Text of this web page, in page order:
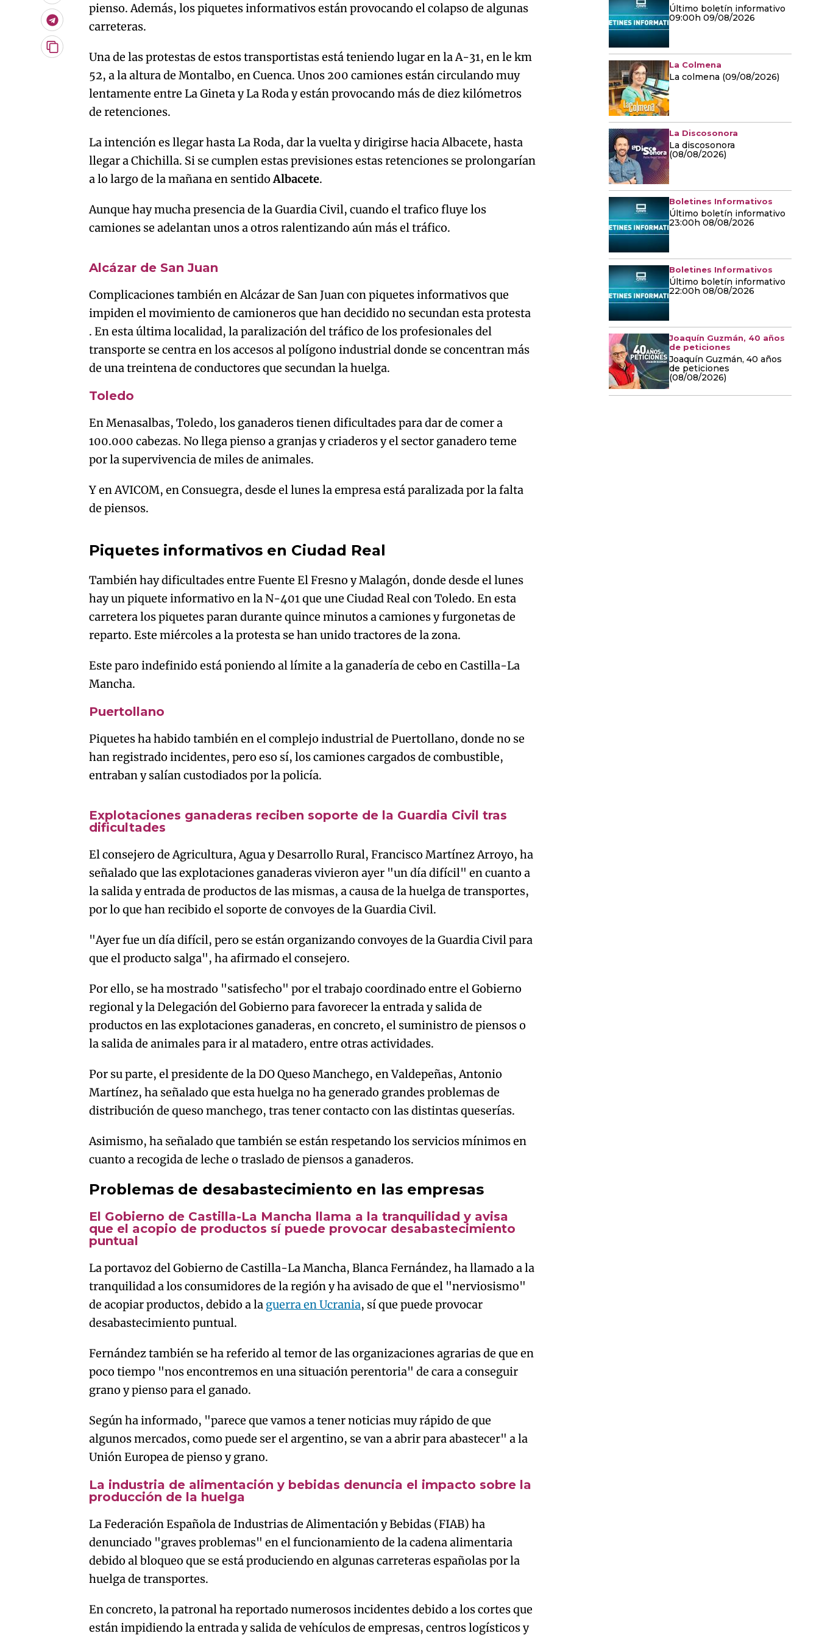
Telegram
Copiar
artículo
pienso. Además, los piquetes informativos están provocando el colapso de algunas
carreteras.
Una de las protestas de estos transportistas está teniendo lugar en la A-31, en le km
52, a la altura de Montalbo, en Cuenca. Unos 200 camiones están circulando muy
lentamente entre La Gineta y La Roda y están provocando más de diez kilómetros
de retenciones.
La intención es llegar hasta La Roda, dar la vuelta y dirigirse hacia Albacete, hasta
llegar a Chichilla. Si se cumplen estas previsiones estas retenciones se prolongarían
a lo largo de la mañana en sentidoAlbacete.
Aunque hay mucha presencia de la Guardia Civil, cuando el trafico fluye los
camiones se adelantan unos a otros ralentizando aún más el tráfico.
Algo salió mal.
Alcázar de San Juan
Complicaciones también en Alcázar de San Juan con piquetes informativos que
impiden el movimiento de camioneros que han decidido no secundan esta protesta
. En esta última localidad, la paralización del tráfico de los profesionales del
transporte se centra en los accesos al polígono industrial donde se concentran más
de una treintena de conductores que secundan la huelga.
Toledo
En Menasalbas, Toledo, los ganaderos tienen dificultades para dar de comer a
100.000 cabezas. No llega pienso a granjas y criaderos y el sector ganadero teme
por la supervivencia de miles de animales.
Y en AVICOM, en Consuegra, desde el lunes la empresa está paralizada por la falta
de piensos.
Try again
Piquetes informativos en Ciudad Real
También hay dificultades entre Fuente El Fresno y Malagón, donde desde el lunes
hay un piquete informativo en la N-401 que une Ciudad Real con Toledo. En esta
carretera los piquetes paran durante quince minutos a camiones y furgonetas de
reparto. Este miércoles a la protesta se han unido tractores de la zona.
Este paro indefinido está poniendo al límite a la ganadería de cebo en Castilla-La
Mancha.
Puertollano
Piquetes ha habido también en el complejo industrial de Puertollano, donde no se
han registrado incidentes, pero eso sí, los camiones cargados de combustible,
entraban y salían custodiados por la policía.
Algo salió mal.
Try again
Explotaciones ganaderas reciben soporte de la Guardia Civil tras
dificultades
El consejero de Agricultura, Agua y Desarrollo Rural, Francisco Martínez Arroyo, ha
señalado que las explotaciones ganaderas vivieron ayer "un día difícil" en cuanto a
la salida y entrada de productos de las mismas, a causa de la huelga de transportes,
por lo que han recibido el soporte de convoyes de la Guardia Civil.
"Ayer fue un día difícil, pero se están organizando convoyes de la Guardia Civil para
que el producto salga", ha afirmado el consejero.
Por ello, se ha mostrado "satisfecho" por el trabajo coordinado entre el Gobierno
regional y la Delegación del Gobierno para favorecer la entrada y salida de
productos en las explotaciones ganaderas, en concreto, el suministro de piensos o
la salida de animales para ir al matadero, entre otras actividades.
Por su parte, el presidente de la DO Queso Manchego, en Valdepeñas, Antonio
Martínez, ha señalado que esta huelga no ha generado grandes problemas de
distribución de queso manchego, tras tener contacto con las distintas queserías.
Asimismo, ha señalado que también se están respetando los servicios mínimos en
cuanto a recogida de leche o traslado de piensos a ganaderos.
Problemas de desabastecimiento en las empresas
El Gobierno de Castilla-La Mancha llama a la tranquilidad y avisa
que el acopio de productos sí puede provocar desabastecimiento
puntual
La portavoz del Gobierno de Castilla-La Mancha, Blanca Fernández, ha llamado a la
tranquilidad a los consumidores de la región y ha avisado de que el "nerviosismo"
de acopiar productos, debido a la guerra en Ucrania, sí que puede provocar
desabastecimiento puntual.
Fernández también se ha referido al temor de las organizaciones agrarias de que en
poco tiempo "nos encontremos en una situación perentoria" de cara a conseguir
grano y pienso para el ganado.
Según ha informado, "parece que vamos a tener noticias muy rápido de que
algunos mercados, como puede ser el argentino, se van a abrir para abastecer" a la
Unión Europea de pienso y grano.
La industria de alimentación y bebidas denuncia el impacto sobre la
producción de la huelga
La Federación Española de Industrias de Alimentación y Bebidas (FIAB) ha
denunciado "graves problemas" en el funcionamiento de la cadena alimentaria
debido al bloqueo que se está produciendo en algunas carreteras españolas por la
huelga de transportes.
En concreto, la patronal ha reportado numerosos incidentes debido a los cortes que
están impidiendo la entrada y salida de vehículos de empresas, centros logísticos y
Último boletín informativo
09:00h 09/08/2026
La Colmena
La colmena (09/08/2026)
La Discosonora
La discosonora
(08/08/2026)
Boletines Informativos
Último boletín informativo
23:00h 08/08/2026
Boletines Informativos
Último boletín informativo
22:00h 08/08/2026
Joaquín Guzmán, 40 años
de peticiones
Joaquín Guzmán, 40 años
de peticiones
(08/08/2026)